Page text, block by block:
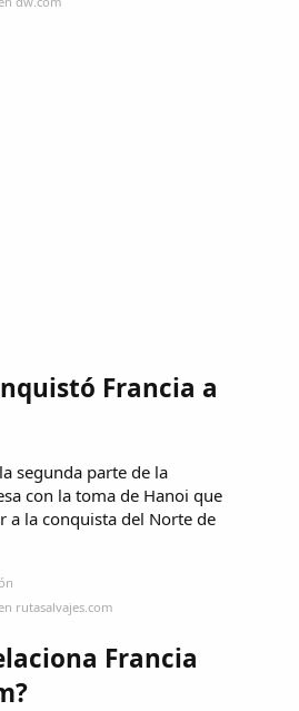
Francia a
segunda parte de la
con la toma de Hanoi que
a la conquista del Norte de
rutasalvajes.com
Francia